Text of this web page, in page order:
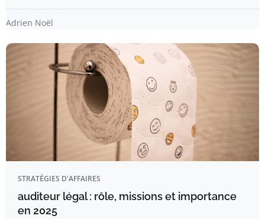
Adrien Noël
STRATÉGIES D'AFFAIRES
auditeur légal : rôle, missions et importance
en 2025